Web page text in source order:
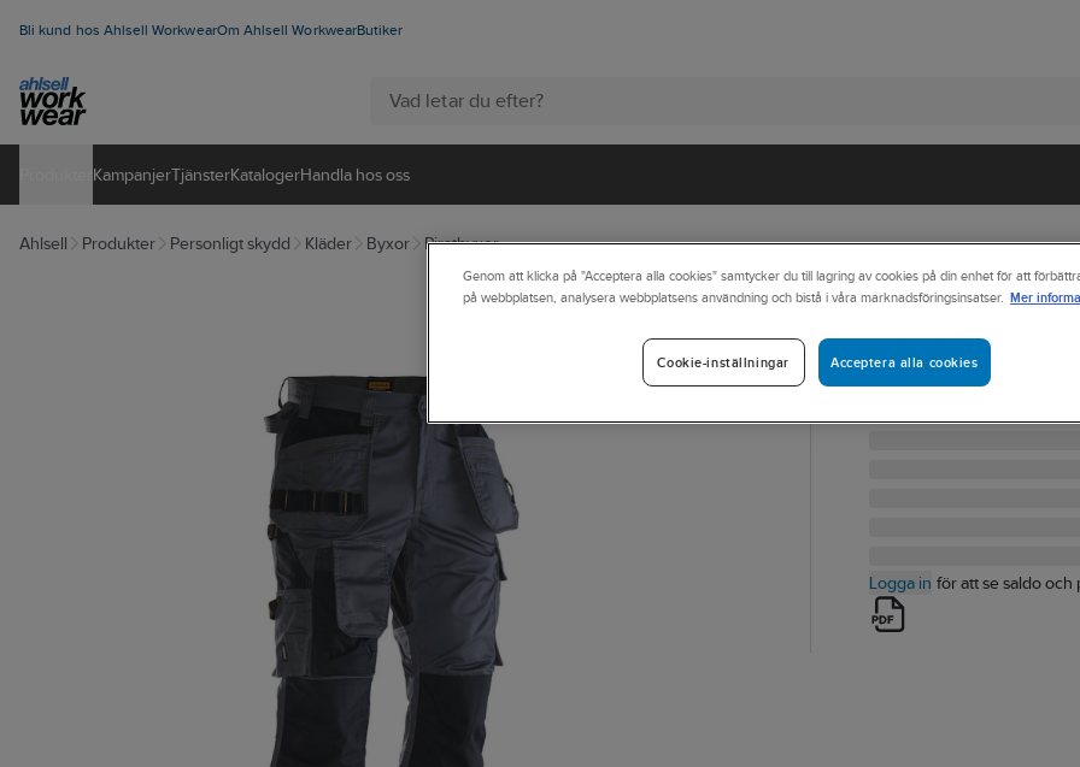
Bli kund hos Ahlsell WorkwearOm Ahlsell WorkwearButiker
KampanjerTjänsterKatalogerHandla hos oss
Ahlsell Produkter Personligt skydd Kläder Byxor Piratbyxor
JOBMAN WORKWEAR
Piratbyxa
PIRATBYXA JOBMAN
Logga in för att se saldo och
Genom att klicka på "Acceptera alla cookies" samtycker du till lagring av cookies på din enhet för att
på webbplatsen, analysera webbplatsens användning och bistå i våra marknadsföringsinsatser. Mer
Acceptera alla cookies
Cookie-inställningar